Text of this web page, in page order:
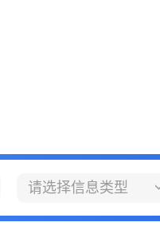
请选择信息类型